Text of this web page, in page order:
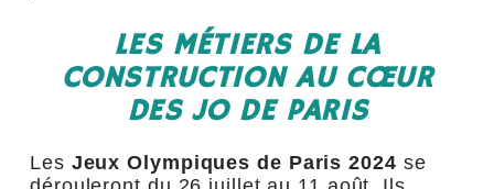
LES MÉTIERS DE LA
CONSTRUCTION AU CŒUR
DES JO DE PARIS
Les Jeux Olympiques de Paris 2024 se